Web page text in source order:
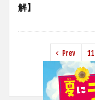
解】
Prev 11